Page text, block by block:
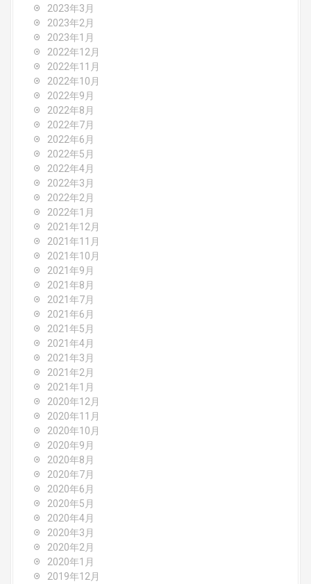
2023年3月
2023年2月
2023年1月
2022年12月
2022年11月
2022年10月
2022年9月
2022年8月
2022年7月
2022年6月
2022年5月
2022年4月
2022年3月
2022年2月
2022年1月
2021年12月
2021年11月
2021年10月
2021年9月
2021年8月
2021年7月
2021年6月
2021年5月
2021年4月
2021年3月
2021年2月
2021年1月
2020年12月
2020年11月
2020年10月
2020年9月
2020年8月
2020年7月
2020年6月
2020年5月
2020年4月
2020年3月
2020年2月
2020年1月
2019年12月